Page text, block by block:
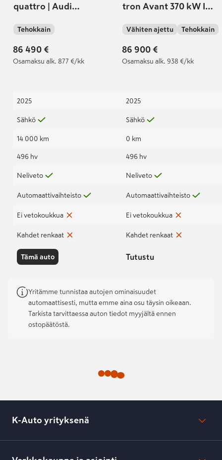
quattro | Audi
000km/5-vuotta | Audi
approved :plus 36kk /
60 000km |
Tehokkain
86 490 €
Osamaksu alk. 877 €/kk
2025
Sähkö
14 000 km
496 hv
Neliveto
Automaattivaihteisto
Ei vetokoukkua
Kahdet renkaat
Tämä auto
tron Avant 370 kW I
ilmajousitus Sport I S-
sisätilapaketti
urheiluistuimilla I
Vähiten ajettu Tehokkain
86 900 €
Osamaksu alk. 938 €/kk
2025
Sähkö
0 km
496 hv
Neliveto
Automaattivaihteisto
Ei vetokoukkua
Kahdet renkaat
Tutustu
Yritämme tunnistaa autojen ominaisuudet
automaattisesti, mutta emme aina osu täysin oikeaan.
Tarkista tarvittaessa auton tiedot myyjältä ennen
ostopäätöstä.
K-Auto yrityksenä
Lehdistötiedotteet